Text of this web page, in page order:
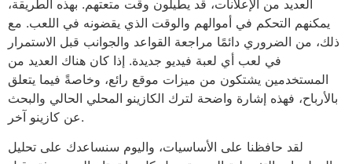
العديد من الإعلانات، قد يطيلون وقت متعتهم. بهذه الطريقة،
يمكنهم التحكم في أموالهم والوقت الذي يقضونه في اللعب. مع
ذلك، من الضروري دائمًا مراجعة القواعد والجوانب قبل الاستمرار
في لعب أي لعبة فيديو جديدة. إذا كان هناك العديد من
المستخدمين يشتكون من ميزات موقع رائع، وخاصةً فيما يتعلق
بالأرباح، فهذه إشارة واضحة لترك الكازينو المحلي الحالي والبحث
عن كازينو آخر.
لقد حافظنا على الأساسيات، واليوم سنساعدك على تحليل